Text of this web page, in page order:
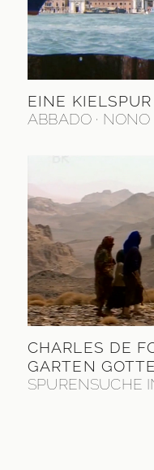
EINE
ABBADO · NONO
CHARLES DE
GARTEN
SPURENSUCHE